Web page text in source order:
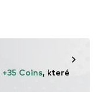
+35 Coins, které